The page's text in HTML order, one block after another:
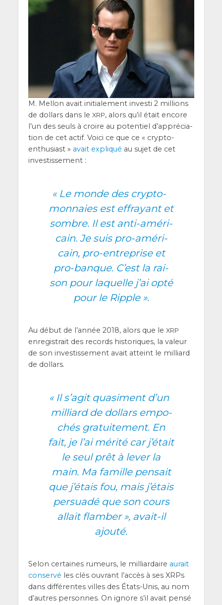
M. Mel­lon avait ini­tia­le­ment inves­ti 2 mil­lions
de dol­lars dans le XRP, alors qu’il était encore
l’un des seuls à croire au poten­tiel d’ap­pré­cia­
tion de cet actif. Voi­ci ce que ce « cryp­to-
enthu­siast » avait expli­qué au sujet de cet
investissement :
«Le monde des cryp­to-
mon­naies est effrayant et
sombre. Il est anti-amé­ri­
cain. Je suis pro-amé­ri­
cain, pro-entre­prise et
pro-banque. C’est la rai­
son pour laquelle j’ai opté
pour le Ripple ».
Au début de l’an­née 2018, alors que le XRP
enre­gis­trait des records his­to­riques, la valeur
de son inves­tis­se­ment avait atteint le mil­liard
de dollars.
«Il s’a­git qua­si­ment d’un
mil­liard de dol­lars empo­
chés gra­tui­te­ment. En
fait, je l’ai méri­té car j’é­tait
le seul prêt à lever la
main. Ma famille pen­sait
que j’é­tais fou, mais j’é­tais
per­sua­dé que son cours
allait flam­ber », avait-il
ajouté.
Selon cer­taines rumeurs, le mil­liar­daire aurait
conser­vé les clés ouvrant l’ac­cès à ses XRPs
dans dif­fé­rentes villes des États-Unis, au nom
d’autres per­sonnes. On ignore s’il avait pen­sé